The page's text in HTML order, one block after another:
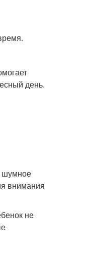
день.
шумное
внимания
не